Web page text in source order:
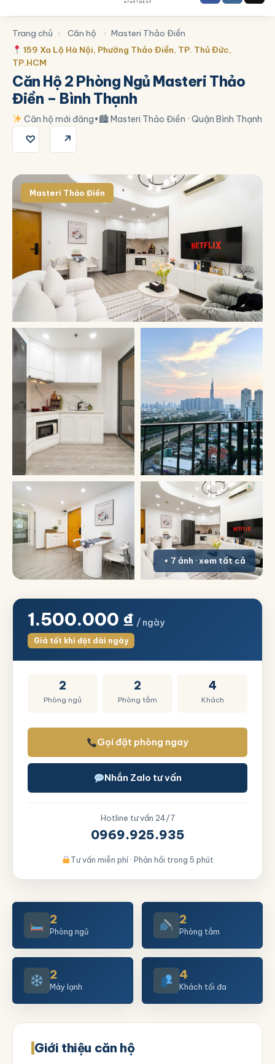
Trang chủ › Căn hộ › Masteri Thảo Điền
159 Xa Lộ Hà Nội, Phường Thảo Điền, TP. Thủ Đức,
TP.HCM
Căn Hộ 2 Phòng Ngủ Masteri Thảo
Điền – Bình Thạnh
Căn hộ mới đăng•🏙 Masteri Thảo Điền · Quận Bình Thạnh
♡ ↗
Masteri Thảo Điền
+ 7 ảnh · xem tất cả
2
Phòng ngủ
2
Phòng tắm
2
Máy lạnh
4
Khách tối đa
Giới thiệu căn hộ
1.500.000 ₫ / ngày
Giá tốt khi đặt dài ngày
2
Phòng ngủ
2
Phòng tắm
4
Khách
Gọi đặt phòng ngay
Nhắn Zalo tư vấn
Hotline tư vấn 24/7
0969.925.935
Tư vấn miễn phí · Phản hồi trong 5 phút